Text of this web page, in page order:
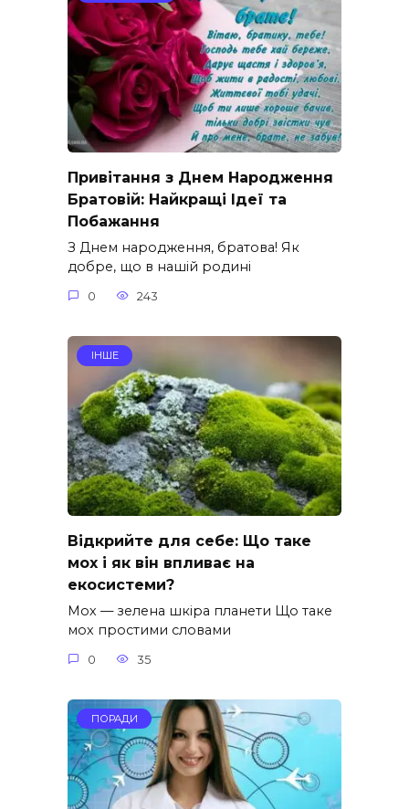
Привітання з Днем Народження
Братовій: Найкращі Ідеї та
Побажання
З Днем народження, братова! Як
добре, що в нашій родині
0 243
ІНШЕ
Відкрийте для себе: Що таке
мох і як він впливає на
екосистеми?
Мох — зелена шкіра планети Що таке
мох простими словами
0 35
ПОРАДИ